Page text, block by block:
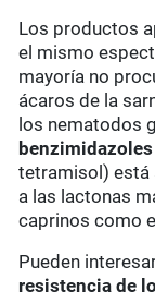
Los productos
el mismo
mayoría no
ácaros de la
los nematodos
benzimidazoles
tetramisol) está
a las lactonas
caprinos como
Pueden
resistencia de